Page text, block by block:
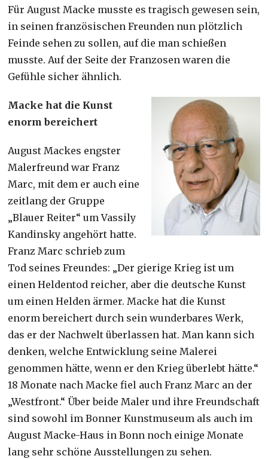
Für August Macke musste es tragisch gewesen sein,
in seinen französischen Freunden nun plötzlich
Feinde sehen zu sollen, auf die man schießen
musste. Auf der Seite der Franzosen waren die
Gefühle sicher ähnlich.
Macke hat die Kunst
enorm bereichert
August Mackes engster
Malerfreund war Franz
Marc, mit dem er auch eine
zeitlang der Gruppe
„Blauer Reiter“ um Vassily
Kandinsky angehört hatte.
Franz Marc schrieb zum
Tod seines Freundes: „Der gierige Krieg ist um
einen Heldentod reicher, aber die deutsche Kunst
um einen Helden ärmer. Macke hat die Kunst
enorm bereichert durch sein wunderbares Werk,
das er der Nachwelt überlassen hat. Man kann sich
denken, welche Entwicklung seine Malerei
genommen hätte, wenn er den Krieg überlebt hätte.“
18 Monate nach Macke fiel auch Franz Marc an der
„Westfront.“ Über beide Maler und ihre Freundschaft
sind sowohl im Bonner Kunstmuseum als auch im
August Macke-Haus in Bonn noch einige Monate
lang sehr schöne Ausstellungen zu sehen.